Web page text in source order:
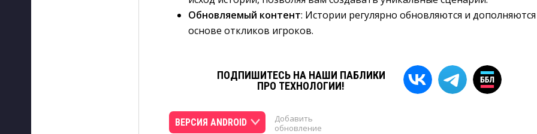
Обновляемый контент: Истории регулярно обновляются и
основе откликов игроков.
ПОДПИШИТЕСЬ НА НАШИ ПАБЛИКИ
ПРО ТЕХНОЛОГИИ!
ВЕРСИЯ ANDROID
Добавить
обновление